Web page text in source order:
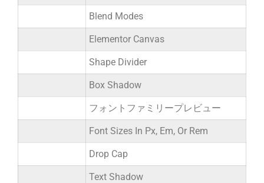
Blend Modes
Elementor Canvas
Shape Divider
Box Shadow
フォントファミリープレビュー
Font Sizes In Px, Em, Or Rem
Drop Cap
Text Shadow